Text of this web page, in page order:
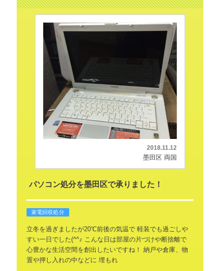
2018.11.12
墨田区 両国
パソコン処分を墨田区で承りました！
家電回収処分
立冬を過ぎましたが20℃前後の気温で軽装でも過ごしや
すい一日でした(^^♪ こんな日は部屋の片づけや断捨離で
心豊かな生活空間を創出したいですね！ 納戸や倉庫、物
置や押し入れの中などに 埋もれ